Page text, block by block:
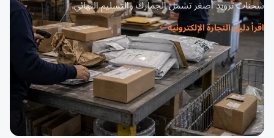
شحنات تزويد أصغر تشمل الجمارك والتسليم النهائي.
اقرأ دليل التجارة الإلكترونية